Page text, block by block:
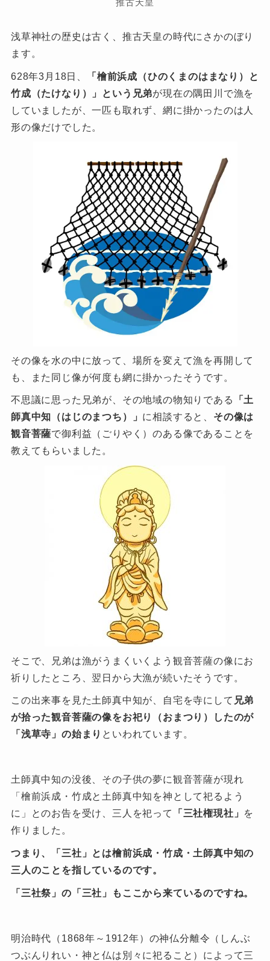
浅草神社の歴史は古く、推古天皇の時代にさかのぼり
ます。
628年3月18日、
「檜前浜成（ひのくまのはまなり）と
竹成（たけなり）」という兄弟が現在の隅田川で漁を
していましたが、一匹も取れず、網に掛かったのは人
形の像だけでした。
その像を水の中に放って、場所を変えて漁を再開して
も、また同じ像が何度も網に掛かったそうです。
不思議に思った兄弟が、その地域の物知りである
「土
師真中知（はじのまつち）」 に相談すると、 その像は
観音菩薩で御利益（ごりやく）のある像であることを
教えてもらいました。
そこで、兄弟は漁がうまくいくよう観音菩薩の像にお
祈りしたところ、翌日から大漁が続いたそうです。
この出来事を見た土師真中知が、自宅を寺にして 兄弟
が拾った観音菩薩の像をお祀り（おまつり）したのが
「浅草寺」の始まり といわれています。
土師真中知の没後、その子供の夢に観音菩薩が現れ
「檜前浜成・竹成と土師真中知を神として祀るよう
に」とのお告を受け、三人を祀って
「三社権現社」 を
作りました。
つまり、「三社」とは檜前浜成・竹成・土師真中知の
三人のことを指しているのです。
「三社祭」の「三社」もここから来ているのですね。
明治時代（1868年～1912年）の神仏分離令（しんぶ
つぶんりれい・神と仏は別々に祀ること）によって三